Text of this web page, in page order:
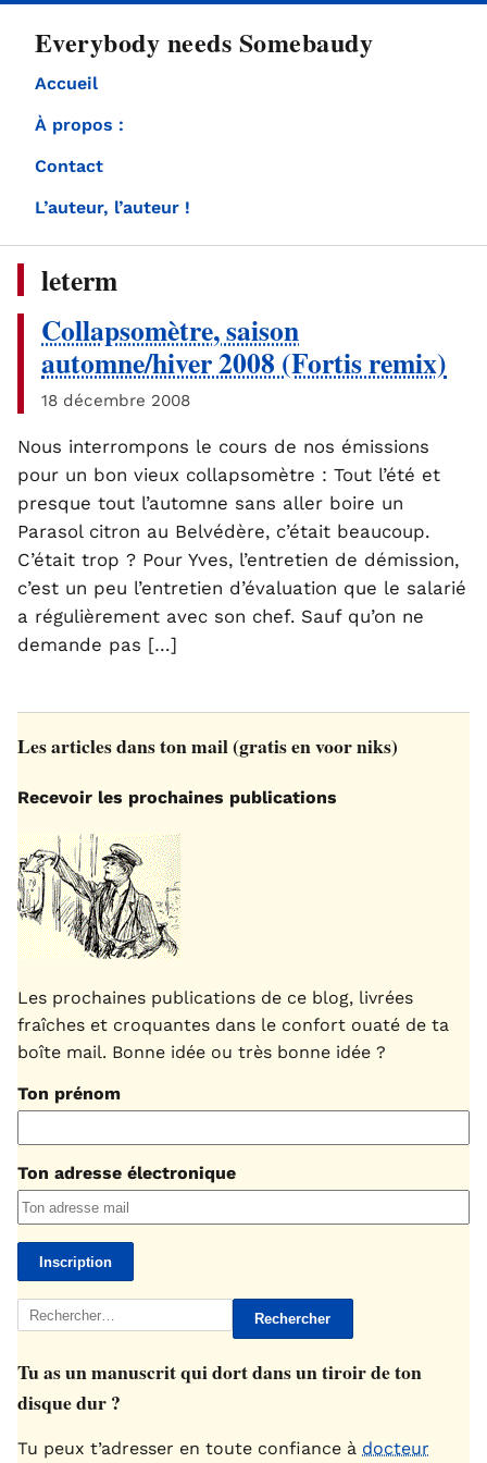
Everybody needs Somebaudy
Accueil
À propos :
Contact
L’auteur, l’auteur !
leterm
Collapsomètre, saison
automne/hiver 2008 (Fortis remix)
18 décembre 2008
Nous interrompons le cours de nos émissions
pour un bon vieux collapsomètre : Tout l’été et
presque tout l’automne sans aller boire un
Parasol citron au Belvédère, c’était beaucoup.
C’était trop ? Pour Yves, l’entretien de démission,
c’est un peu l’entretien d’évaluation que le salarié
a régulièrement avec son chef. Sauf qu’on ne
demande pas […]
Les articles dans ton mail (gratis en voor niks)
Recevoir les prochaines publications
Les prochaines publications de ce blog, livrées
fraîches et croquantes dans le confort ouaté de ta
boîte mail. Bonne idée ou très bonne idée ?
Ton prénom
Ton adresse électronique
Rechercher :
Tu as un manuscrit qui dort dans un tiroir de ton
disque dur ?
Tu peux t’adresser en toute confiance à docteur